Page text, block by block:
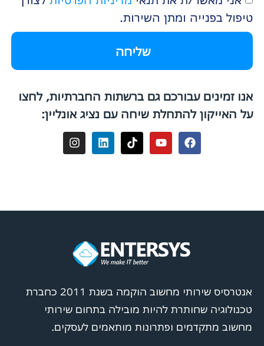
טיפול בפנייה ומתן השירות.
שליחה
אנו זמינים עבורכם גם ברשתות החברתיות, לחצו
על האייקון להתחלת שיחה עם נציג אונליין:
אנטרסיס שירותי מחשוב הוקמה בשנת 2011 כחברת
טכנולוגיה שחותרת להיות מובילה בתחום שירותי
מחשוב מתקדמים ופתרונות מותאמים לעסקים.